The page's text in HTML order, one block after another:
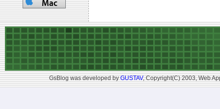
GsBlog was developed byGUSTAV, Copyright(C) 2003, Web